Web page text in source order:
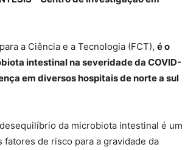
a Ciência e a Tecnologia (FCT), é o
intestinal na severidade da COVID-
em diversos hospitais de norte a sul
desequilíbrio da microbiota intestinal é um
fatores de risco para a gravidade da